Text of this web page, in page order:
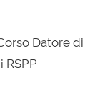
Datore di
RSPP